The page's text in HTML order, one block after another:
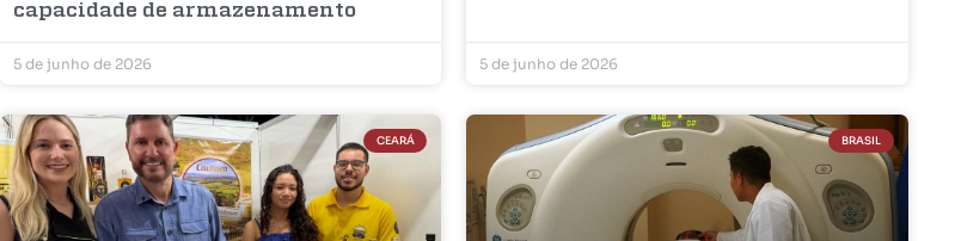
capacidade de armazenamento
5 de junho de 2026 5 de junho de 2026
CEARÁ BRASIL